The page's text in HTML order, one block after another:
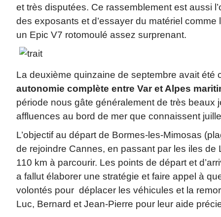
et très disputées. Ce rassemblement est aussi
des exposants et d’essayer du matériel comme
un Epic V7 rotomoulé assez surprenant.
La deuxième quinzaine de septembre avait été
autonomie complète entre Var et Alpes
période nous gâte généralement de très beaux
affluences au bord de mer que connaissent
L’objectif au départ de Bormes-les-Mimosas
de rejoindre Cannes, en passant par les iles de
110 km à parcourir. Les points de départ et
a fallut élaborer une stratégie et faire appel à
volontés pour déplacer les véhicules et la
Luc, Bernard et Jean-Pierre pour leur aide